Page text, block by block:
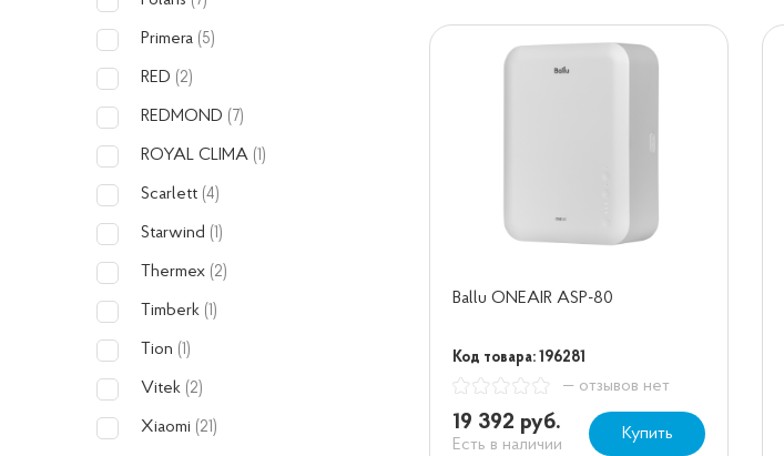
Primera (5)
RED (2)
REDMOND (7)
ROYAL CLIMA (1)
Scarlett (4)
Starwind (1)
Thermex (2)
Timberk (1)
Tion (1)
Vitek (2)
Xiaomi (21)
Ballu ONEAIR ASP-80
Код товара: 196281
— отзывов нет
19 392 руб.
Есть в наличии
Купить